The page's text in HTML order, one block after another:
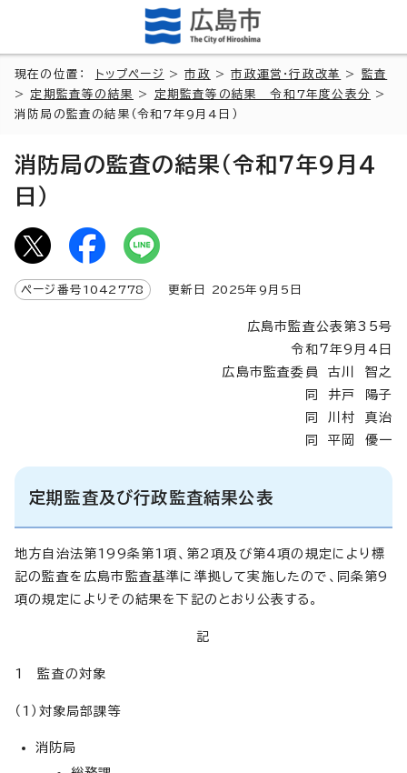
現在の位置： トップページ >市政 >市政運営・行政改革 > 監査
> 定期監査等の結果 > 定期監査等の結果 令和7年度公表分 >
消防局の監査の結果（令和7年9月4日）
消防局の監査の結果（令和7年9月4
日）
ページ番号 1042778 更新日 2025年9月5日
広島市監査公表第35号
令和7年9月4日
広島市監査委員 古川 智之
同 井戸 陽子
同 川村 真治
同 平岡 優一
定期監査及び行政監査結果公表
地方自治法第199条第1項、第2項及び第4項の規定により標
記の監査を広島市監査基準に準拠して実施したので、同条第9
項の規定によりその結果を下記のとおり公表する。
記
1 監査の対象
（1）対象局部課等
消防局